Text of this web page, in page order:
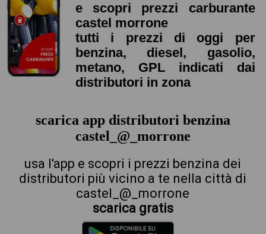
e scopri prezzi carburante
castel morrone
tutti i prezzi di oggi per
benzina, diesel, gasolio,
metano, GPL indicati dai
distributori in zona
scarica app distributori benzina
castel_@_morrone
usa l'app e scopri i prezzi benzina dei
distributori più vicino a te nella città di
castel_@_morrone
scarica gratis